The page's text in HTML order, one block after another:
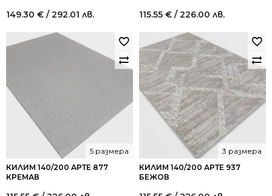
149.30 € / 292.01 лв. 115.55 € / 226.00 лв.
КИЛИМ 140/200 АРТЕ 877
КРЕМАВ
5 размера
КИЛИМ 140/200 АРТЕ 937
БЕЖОВ
3 размера